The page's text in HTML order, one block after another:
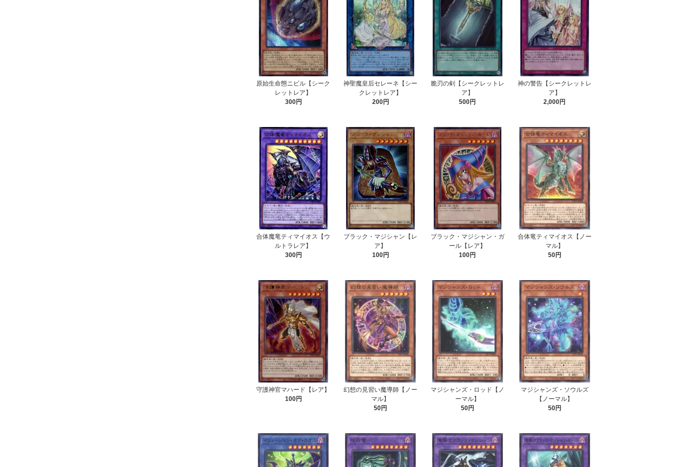
原始生命態ニビル【シーク
レットレア】
300円
神聖魔皇后セレーネ【シー
クレットレア】
200円
脆刃の剣【シークレットレ
ア】
500円
神の警告【シークレットレ
ア】
2,000円
合体魔竜ティマイオス【ウ
ルトラレア】
300円
ブラック・マジシャン【レ
ア】
100円
ブラック・マジシャン・ガ
ール【レア】
100円
合体竜ティマイオス【ノー
マル】
50円
守護神官マハード【レア】
100円
幻想の見習い魔導師【ノー
マル】
50円
マジシャンズ・ロッド【ノ
ーマル】
50円
マジシャンズ・ソウルズ
【ノーマル】
50円